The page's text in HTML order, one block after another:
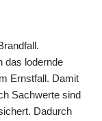
das lodernde
Ernstfall. Damit
Sachwerte sind
Dadurch